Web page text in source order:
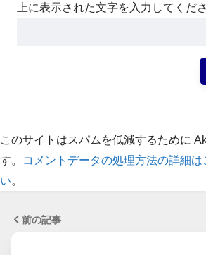
上に表示された文字を入力してくださ
このサイトはスパムを低減するために
す。
コメントデータの処理方法の詳細は
い。
前の記事